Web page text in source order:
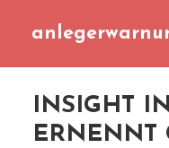
INSIGHT
ERNENNT